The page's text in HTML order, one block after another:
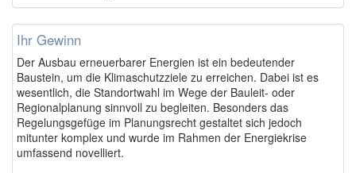
Ihr Gewinn
Der Ausbau erneuerbarer Energien ist ein bedeutender
Baustein, um die Klimaschutzziele zu erreichen. Dabei ist es
wesentlich, die Standortwahl im Wege der Bauleit- oder
Regionalplanung sinnvoll zu begleiten. Besonders das
Regelungsgefüge im Planungsrecht gestaltet sich jedoch
mitunter komplex und wurde im Rahmen der Energiekrise
umfassend novelliert.